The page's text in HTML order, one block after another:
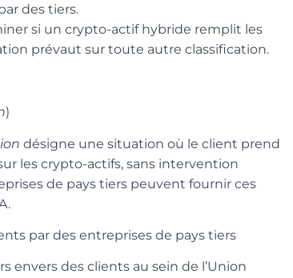
des tiers.
si un crypto-actif hybride remplit les
prévaut sur toute autre classification.
)
désigne une situation où le client prend
les crypto-actifs, sans intervention
de pays tiers peuvent fournir ces
par des entreprises de pays tiers
envers des clients au sein de l’Union